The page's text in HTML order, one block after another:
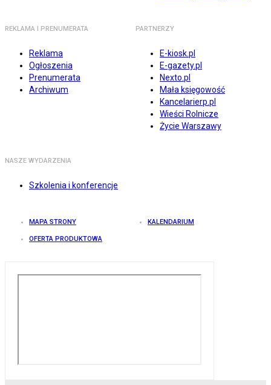
REKLAMA I PRENUMERATA
Reklama
Ogłoszenia
Prenumerata
Archiwum
PARTNERZY
E-kiosk.pl
E-gazety.pl
Nexto.pl
Mała księgowość
Kancelarierp.pl
Wieści Rolnicze
Życie Warszawy
NASZE WYDARZENIA
Szkolenia i konferencje
MAPA STRONY KALENDARIUM
OFERTA PRODUKTOWA